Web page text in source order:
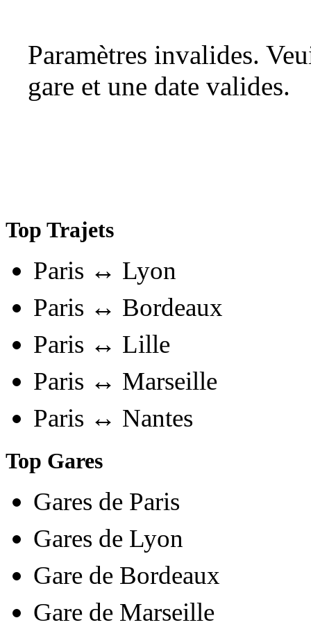
Paramètres invalides.
gare et une date valides.
Top Trajets
Paris ↔ Lyon
Paris ↔ Bordeaux
Paris ↔ Lille
Paris ↔ Marseille
Paris ↔ Nantes
Top Gares
Gares de Paris
Gares de Lyon
Gare de Bordeaux
Gare de Marseille